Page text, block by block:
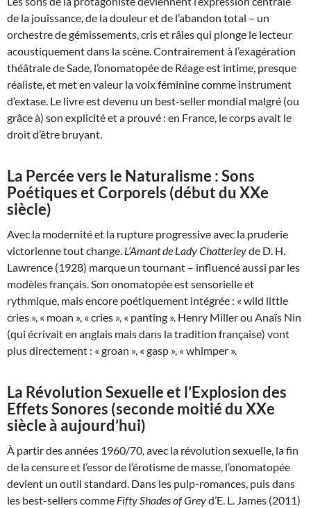
de la jouissance, de la douleur et de l’abandon total – un
orchestre de gémissements, cris et râles qui plonge le lecteur
acoustiquement dans la scène. Contrairement à l’exagération
théâtrale de Sade, l’onomatopée de Réage est intime, presque
réaliste, et met en valeur la voix féminine comme instrument
d’extase. Le livre est devenu un best-seller mondial malgré (ou
grâce à) son explicité et a prouvé : en France, le corps avait le
droit d’être bruyant.
La Percée vers le Naturalisme : Sons
Poétiques et Corporels (début du XXe
siècle)
Avec la modernité et la rupture progressive avec la pruderie
victorienne tout change. L’Amant de Lady Chatterleyde D. H.
Lawrence (1928) marque un tournant – influencé aussi par les
modèles français. Son onomatopée est sensorielle et
rythmique, mais encore poétiquement intégrée : « wild little
cries », « moan », « cries », « panting ». Henry Miller ou Anaïs Nin
(qui écrivait en anglais mais dans la tradition française) vont
plus directement : « groan », « gasp », « whimper ».
La Révolution Sexuelle et l’Explosion des
Effets Sonores (seconde moitié du XXe
siècle à aujourd’hui)
À partir des années 1960/70, avec la révolution sexuelle, la fin
de la censure et l’essor de l’érotisme de masse, l’onomatopée
devient un outil standard. Dans les pulp-romances, puis dans
les best-sellers comme Fifty Shades of Greyd’E. L. James (2011)